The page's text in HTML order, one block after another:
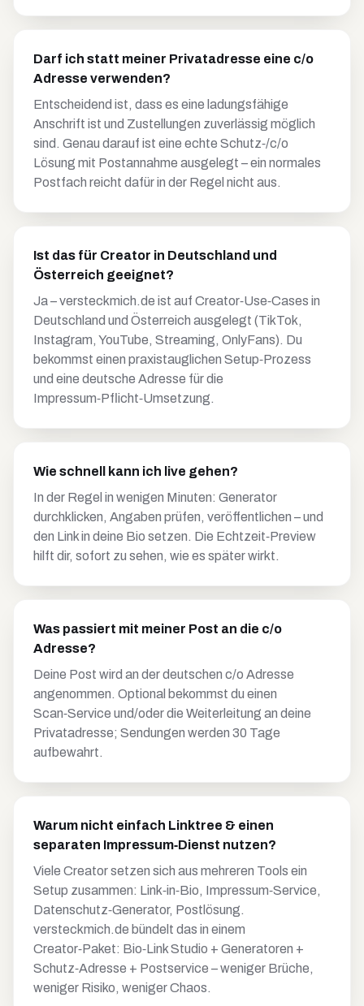
Darf ich statt meiner Privatadresse eine c/o
Adresse verwenden?
Entscheidend ist, dass es eine ladungsfähige
Anschrift ist und Zustellungen zuverlässig möglich
sind. Genau darauf ist eine echte Schutz‑/c/o
Lösung mit Postannahme ausgelegt – ein normales
Postfach reicht dafür in der Regel nicht aus.
Ist das für Creator in Deutschland und
Österreich geeignet?
Ja – versteckmich.de ist auf Creator‑Use‑Cases in
Deutschland und Österreich ausgelegt (TikTok,
Instagram, YouTube, Streaming, OnlyFans). Du
bekommst einen praxistauglichen Setup‑Prozess
und eine deutsche Adresse für die
Impressum‑Pflicht‑Umsetzung.
Wie schnell kann ich live gehen?
In der Regel in wenigen Minuten: Generator
durchklicken, Angaben prüfen, veröffentlichen – und
den Link in deine Bio setzen. Die Echtzeit‑Preview
hilft dir, sofort zu sehen, wie es später wirkt.
Was passiert mit meiner Post an die c/o
Adresse?
Deine Post wird an der deutschen c/o Adresse
angenommen. Optional bekommst du einen
Scan‑Service und/oder die Weiterleitung an deine
Privatadresse; Sendungen werden 30 Tage
aufbewahrt.
Warum nicht einfach Linktree & einen
separaten Impressum‑Dienst nutzen?
Viele Creator setzen sich aus mehreren Tools ein
Setup zusammen: Link‑in‑Bio, Impressum‑Service,
Datenschutz‑Generator, Postlösung.
versteckmich.de bündelt das in einem
Creator‑Paket: Bio‑Link Studio + Generatoren +
Schutz‑Adresse + Postservice – weniger Brüche,
weniger Risiko, weniger Chaos.